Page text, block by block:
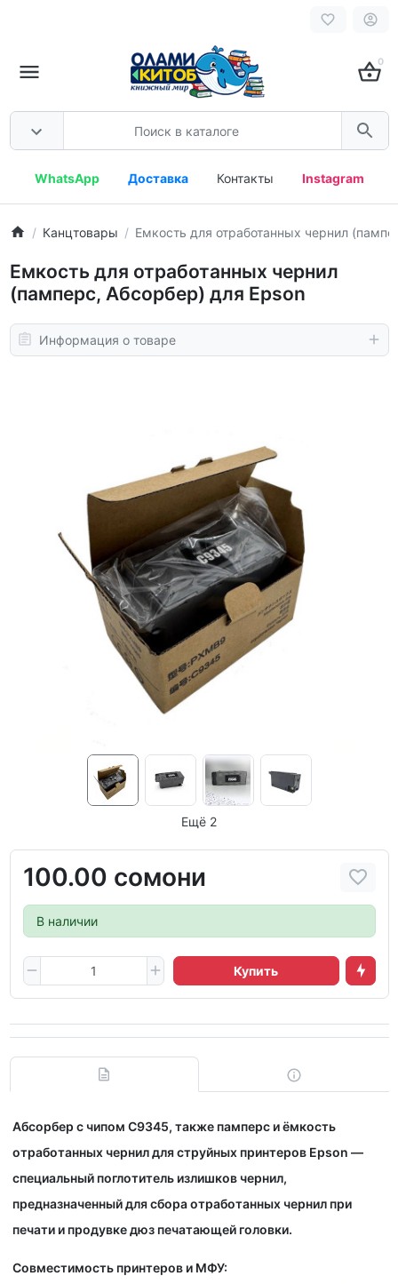
0
WhatsApp Доставка Контакты Instagram
Канцтовары Емкость для отработанных чернил
Емкость для отработанных чернил
(памперс, Абсорбер) для Epson
Информация о товаре
Ещё 2
100.00 сомони
В наличии
Купить
Абсорбер с чипом C9345, также памперс и ёмкость
отработанных чернил для струйных принтеров Epson —
специальный поглотитель излишков чернил,
предназначенный для сбора отработанных чернил при
печати и продувке дюз печатающей головки.
Совместимость принтеров и МФУ: